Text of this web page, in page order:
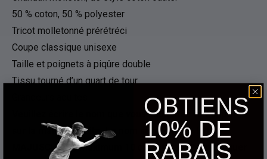
50 % coton, 50 % polyester
Tricot molletonné prérétréci
Coupe classique unisexe
Taille et poignets à piqûre double
Tissu tourné d’un quart de tour
Veuillez écrire le nom que vous souhaitez voir imprimé
sur la manche droite. Le nom sera écrit en lettres
MAJUSCULES. Maximum 10 caractères. Pour indiquer
OBTIENS
10% DE
RABAIS